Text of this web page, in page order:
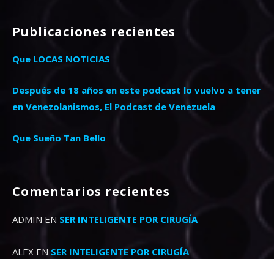
Publicaciones recientes
Que LOCAS NOTICIAS
Después de 18 años en este podcast lo vuelvo a tener
en Venezolanismos, El Podcast de Venezuela
Que Sueño Tan Bello
Comentarios recientes
ADMIN EN SER INTELIGENTE POR CIRUGÍA
ALEX EN SER INTELIGENTE POR CIRUGÍA